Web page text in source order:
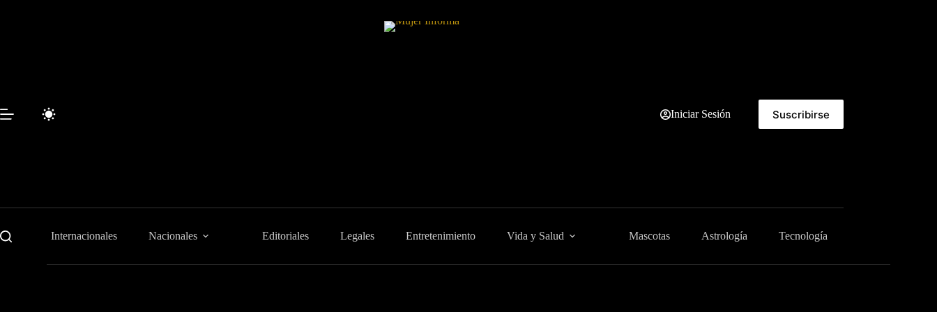
Iniciar Sesión Suscribirse
Internacionales Nacionales Editoriales Legales Entretenimiento Vida y Salud Mascotas Astrología Tecnología